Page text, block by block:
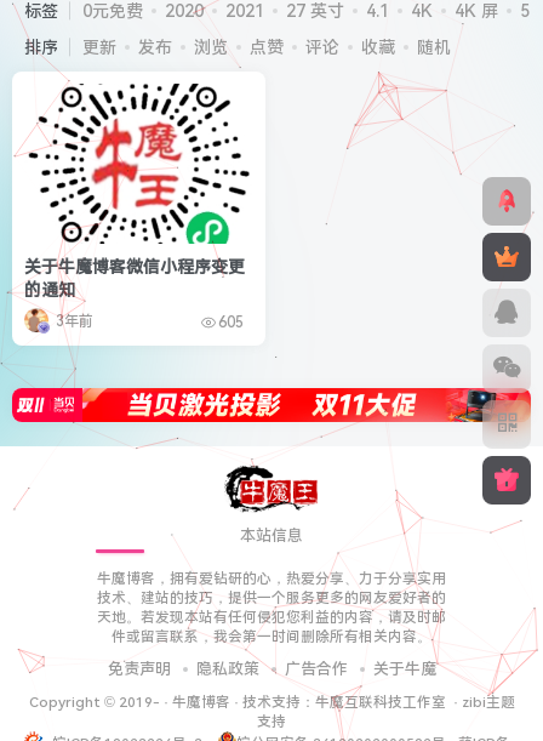
标签 0元免费 2020 2021 27 英寸 4.1 4K 4K 屏
5G
排序
更新 发布 浏览 点赞 评论 收藏 随机
关于牛魔博客微信小程序变更
的通知
3年前 605
本站信息
牛魔博客，拥有爱钻研的心，热爱分享、力于分享实用
技术、建站的技巧，提供一个服务更多的网友爱好者的
天地。若发现本站有任何侵犯您利益的内容，请及时邮
件或留言联系，我会第一时间删除所有相关内容。
免责声明 隐私政策 广告合作 关于牛魔
Copyright © 2019- · 牛魔博客 · 技术支持： 牛魔互联科技工作室 · zibi主题
支持